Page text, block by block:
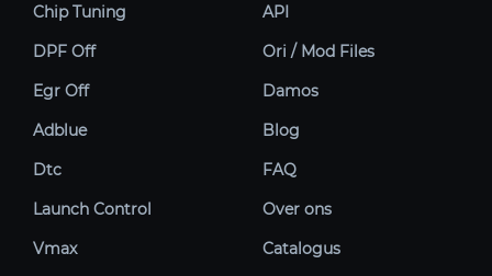
Chip Tuning
DPF Off
Egr Off
Adblue
Dtc
Launch Control
Vmax
API
Ori / Mod Files
Damos
Blog
FAQ
Over ons
Catalogus